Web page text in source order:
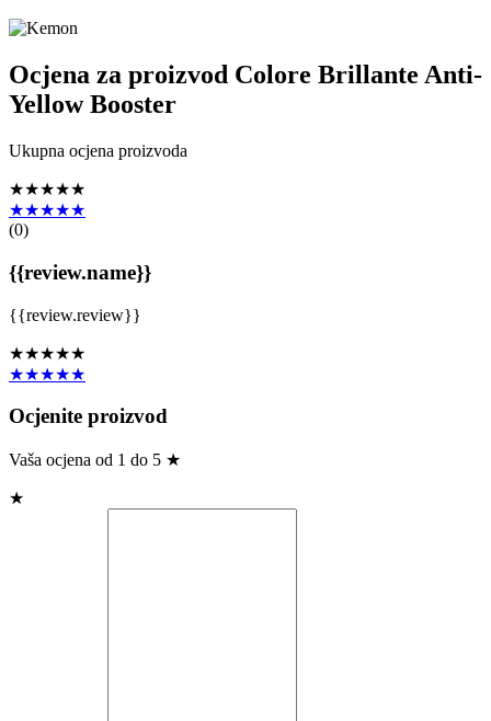
Ocjena za proizvod Colore Brillante Anti-
Yellow Booster
Ukupna ocjena proizvoda
★★★★★
★★★★★
(0)
{{review.name}}
{{review.review}}
★★★★★
★★★★★
Ocjenite proizvod
Vaša ocjena od 1 do 5 ★
★